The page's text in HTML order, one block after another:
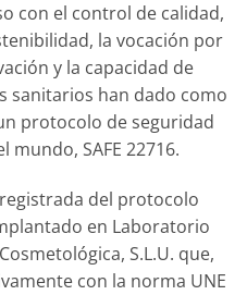
con el control de calidad,
la vocación por
y la capacidad de
sanitarios han dado como
protocolo de seguridad
mundo, SAFE 22716.
registrada del protocolo
en Laboratorio
S.L.U. que,
con la norma UNE